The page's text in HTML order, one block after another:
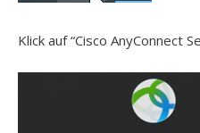
Klick auf “Cisco AnyConnect